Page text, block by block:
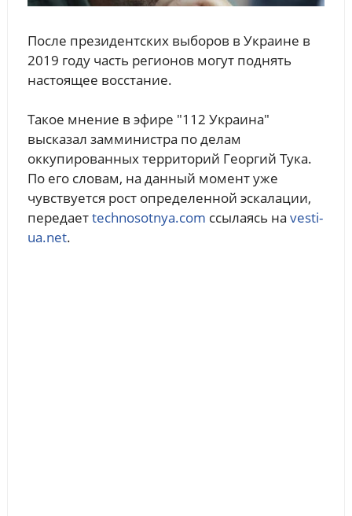
После президентских выборов в Украине в
2019 году часть регионов могут поднять
настоящее восстание.
Такое мнение в эфире "112 Украина"
высказал замминистра по делам
оккупированных территорий Георгий Тука.
По его словам, на данный момент уже
чувствуется рост определенной эскалации,
передаетtechnosotnya.com ссылаясь на vesti-
ua.net.